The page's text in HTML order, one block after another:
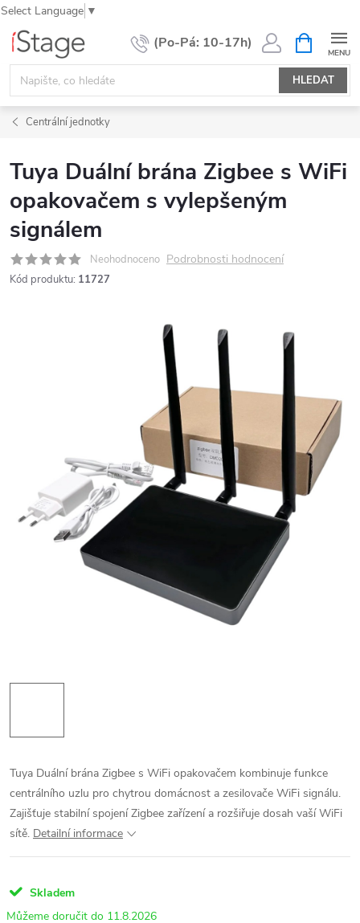
Select Language ▼
Přejít
obsah
HLEDAT
NÁKUPNÍ
KOŠÍK
Centrální jednotky
Tuya Duální brána Zigbee s WiFi
opakovačem s vylepšeným
signálem
Neohodnoceno Podrobnosti hodnocení
Kód produktu: 11727
Tuya Duální brána Zigbee s WiFi opakovačem kombinuje funkce
centrálního uzlu pro chytrou domácnost a zesilovače WiFi signálu.
Zajišťuje stabilní spojení Zigbee zařízení a rozšiřuje dosah vaší WiFi
sítě. Detailní informace
Skladem
11.8.2026